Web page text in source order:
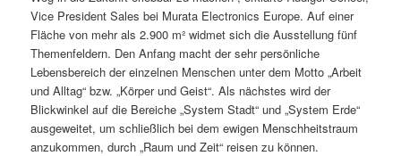
Vice President Sales bei Murata Electronics Europe. Auf einer
Fläche von mehr als 2.900 m² widmet sich die Ausstellung fünf
Themenfeldern. Den Anfang macht der sehr persönliche
Lebensbereich der einzelnen Menschen unter dem Motto „Arbeit
und Alltag“ bzw. „Körper und Geist“. Als nächstes wird der
Blickwinkel auf die Bereiche „System Stadt“ und „System Erde“
ausgeweitet, um schließlich bei dem ewigen Menschheitstraum
anzukommen, durch „Raum und Zeit“ reisen zu können.